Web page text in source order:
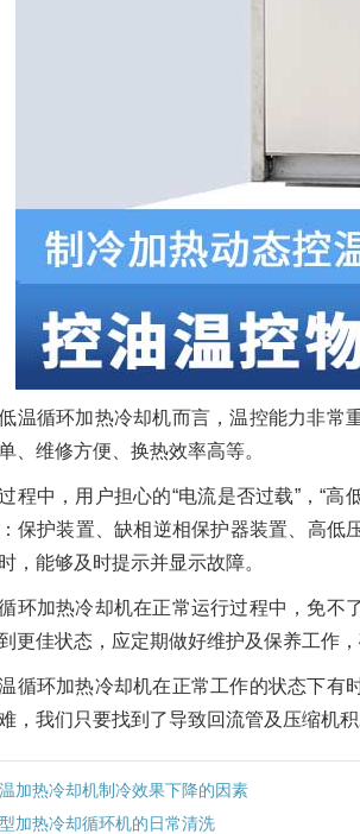
温循环加热冷却机而言，温控能力非常
、维修方便、换热效率高等。
程中，用户担心的“电流是否过载”，“
保护装置、缺相逆相保护器装置、高低
，能够及时提示并显示故障。
环加热冷却机在正常运行过程中，免不
更佳状态，应定期做好维护及保养工作
循环加热冷却机在正常工作的状态下有
，我们只要找到了导致回流管及压缩机
加热冷却机制冷效果下降的因素
加热冷却循环机的日常清洗